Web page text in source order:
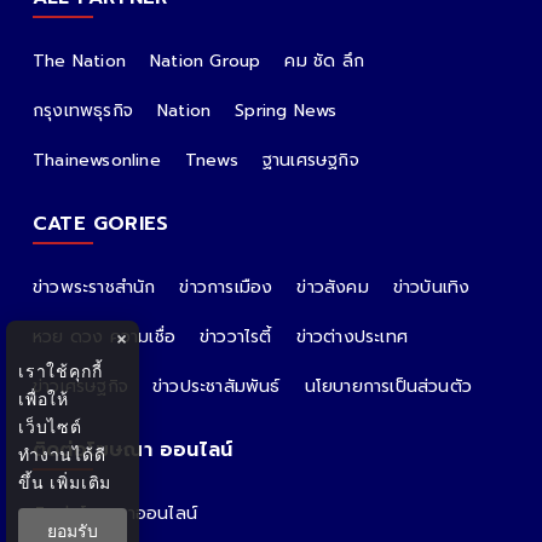
The Nation Nation Group
คม ชัด ลึก
กรุงเทพธุรกิจ
Nation
Spring News
Thainewsonline
Tnews ฐานเศรษฐกิจ
CATE GORIES
ข่าวพระราชสำนัก ข่าวการเมือง ข่าวสังคม
ข่าวบันเทิง
หวย ดวง ความเชื่อ
ข่าววาไรตี้
ข่าวต่างประเทศ
ข่าวเศรษฐกิจ
ข่าวประชาสัมพันธ์ นโยบายการเป็นส่วนตัว
ติดต่อโฆษณา ออนไลน์
ติดต่อโฆษณาออนไลน์
×
เราใช้คุกกี้
เพื่อให้
เว็บไซต์
ทำงานได้ดี
ขึ้น เพิ่มเติม
ยอมรับ